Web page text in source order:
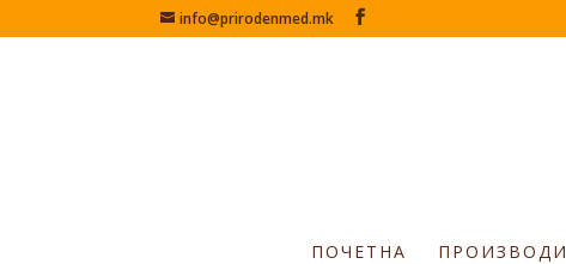
info@prirodenmed.mk
ПОЧЕТНА ПРОИЗВОДИ